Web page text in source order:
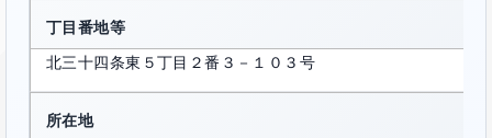
丁目番地等
北三十四条東５丁目２番３－１０３号
所在地